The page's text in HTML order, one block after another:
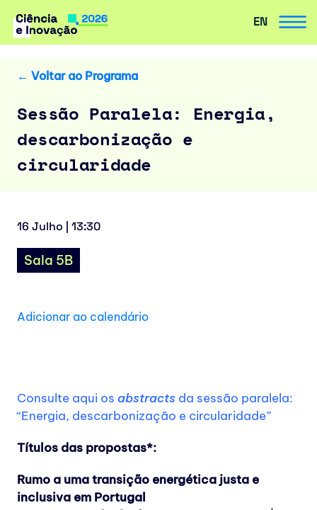
Avançar
EN
← Voltar ao Programa
Sessão Paralela: Energia,
descarbonização e
circularidade
16 Julho | 13:30
Sala 5B
Adicionar ao calendário
Consulte aqui os abstracts da sessão paralela:
“Energia, descarbonização e circularidade”
Títulos das propostas*:
Rumo a uma transição energética justa e
inclusiva em Portugal